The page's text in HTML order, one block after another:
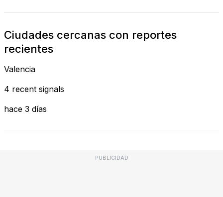
Ciudades cercanas con reportes
recientes
Valencia
4 recent signals
hace 3 días
PUBLICIDAD